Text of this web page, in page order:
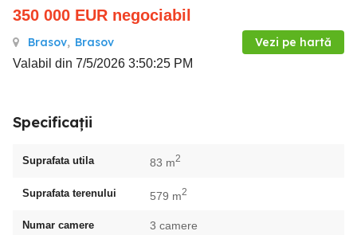
350 000 EUR negociabil
Brasov, Brasov Vezi pe hartă
Valabil din 7/5/2026 3:50:25 PM
Specificații
Suprafata utila 83 m2
Suprafata terenului 579 m2
Numar camere 3 camere